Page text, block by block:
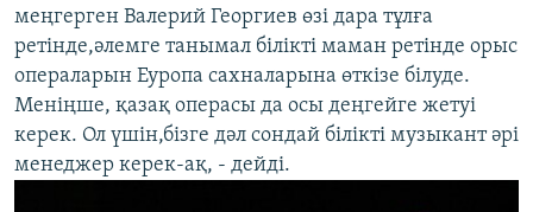
меңгерген Валерий Георгиев өзі дара тұлға
ретінде,әлемге танымал білікті маман ретінде орыс
операларын Еуропа сахналарына өткізе білуде.
Меніңше, қазақ операсы да осы деңгейге жетуі
керек. Ол үшін,бізге дәл сондай білікті музыкант әрі
менеджер керек-ақ, - дейді.